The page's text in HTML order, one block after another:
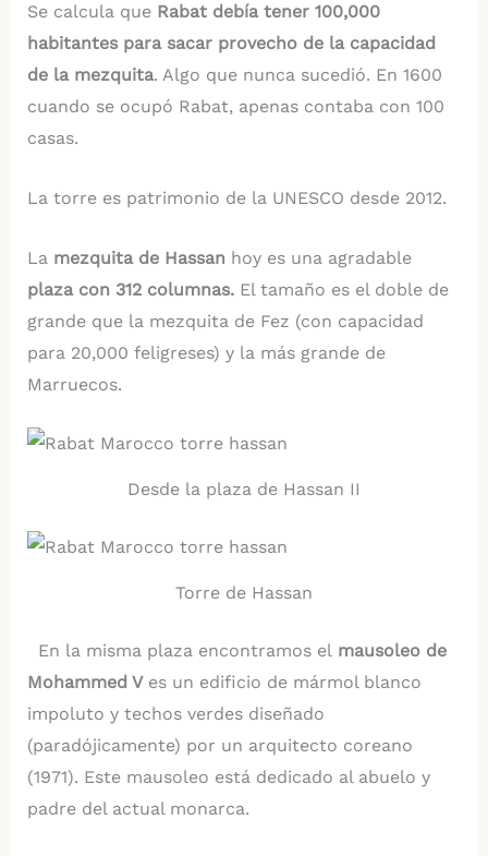
Se calcula que Rabat debía tener 100,000
habitantes para sacar provecho de la capacidad
de la mezquita. Algo que nunca sucedió. En 1600
cuando se ocupó Rabat, apenas contaba con 100
casas.
La torre es patrimonio de la UNESCO desde 2012.
La mezquita de Hassan hoy es una agradable
plaza con 312 columnas.El tamaño es el doble de
grande que la mezquita de Fez (con capacidad
para 20,000 feligreses) y la más grande de
Marruecos.
Desde la plaza de Hassan II
Torre de Hassan
En la misma plaza encontramos elmausoleo de
Mohammed Ves un edificio de mármol blanco
impoluto y techos verdes diseñado
(paradójicamente) por un arquitecto coreano
(1971). Este mausoleo está dedicado al abuelo y
padre del actual monarca.